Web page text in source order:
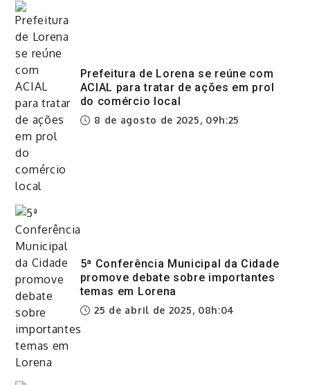
Prefeitura de Lorena se reúne com
ACIAL para tratar de ações em prol
do comércio local
8 de agosto de 2025, 09h:25
5ª Conferência Municipal da Cidade
promove debate sobre importantes
temas em Lorena
25 de abril de 2025, 08h:04